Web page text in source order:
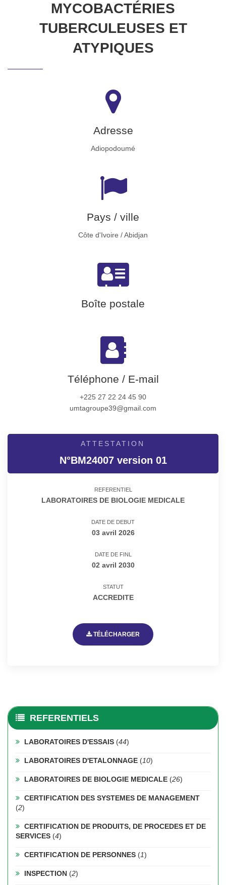
MYCOBACTÉRIES
TUBERCULEUSES ET
ATYPIQUES
Adresse
Adiopodoumé
Pays / ville
Côte d'Ivoire / Abidjan
Boîte postale
Téléphone / E-mail
+225 27 22 24 45 90
umtagroupe39@gmail.com
ATTESTATION
N°BM24007 version 01
REFERENTIEL
LABORATOIRES DE BIOLOGIE MEDICALE
DATE DE DEBUT
03 avril 2026
DATE DE FINL
02 avril 2030
STATUT
ACCREDITE
TÉLÉCHARGER
REFERENTIELS
LABORATOIRES D'ESSAIS (44)
LABORATOIRES D'ETALONNAGE (10)
LABORATOIRES DE BIOLOGIE MEDICALE (26)
CERTIFICATION DES SYSTEMES DE MANAGEMENT
(2)
CERTIFICATION DE PRODUITS, DE PROCEDES ET DE
SERVICES (4)
CERTIFICATION DE PERSONNES (1)
INSPECTION (2)